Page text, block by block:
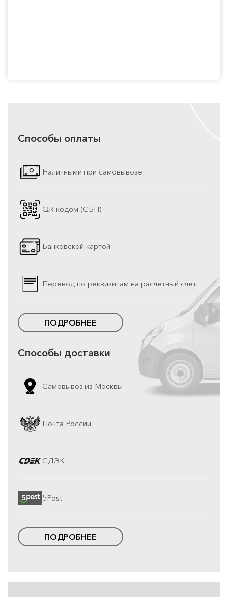
Способы оплаты
Наличными при самовывозе
QR кодом (СБП)
Банковской картой
Перевод по реквизитам на расчетный счет
ПОДРОБНЕЕ
Способы доставки
Самовывоз из Москвы
Почта России
СДЭК
5Post
ПОДРОБНЕЕ